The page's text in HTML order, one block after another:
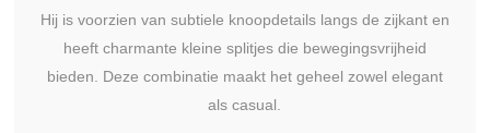
Hij is voorzien van subtiele knoopdetails langs de zijkant en
heeft charmante kleine splitjes die bewegingsvrijheid
bieden. Deze combinatie maakt het geheel zowel elegant
als casual.